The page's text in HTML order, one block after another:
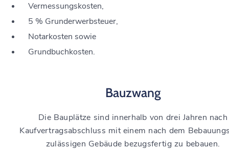
Vermessungskosten,
5 % Grunderwerbsteuer,
Notarkosten sowie
Grundbuchkosten.
Bauzwang
Die Bauplätze sind innerhalb von drei Jahren nach
Kaufvertragsabschluss mit einem nach dem
zulässigen Gebäude bezugsfertig zu bebauen.